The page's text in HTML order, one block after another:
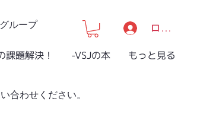
グループ ログイン/登録
課題解決！ -VSJの本 もっと見る
合わせください。